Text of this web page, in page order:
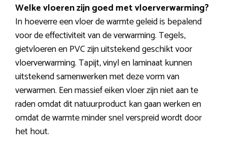
Welke vloeren zijn goed met vloerverwarming?
In hoeverre een vloer de warmte geleid is bepalend
voor de effectiviteit van de verwarming. Tegels,
gietvloeren en PVC zijn uitstekend geschikt voor
vloerverwarming. Tapijt, vinyl en laminaat kunnen
uitstekend samenwerken met deze vorm van
verwarmen. Een massief eiken vloer zijn niet aan te
raden omdat dit natuurproduct kan gaan werken en
omdat de warmte minder snel verspreid wordt door
het hout.